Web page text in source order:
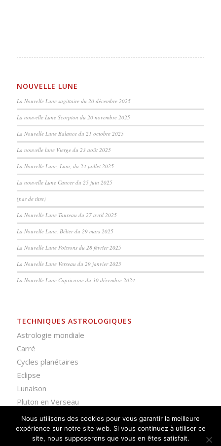
NOUVELLE LUNE
La Nouvelle Lune sagittaire du 20 décembre 2025
La nouvelle Lune Scorpion du 20 novembre 2025
La Nouvelle Lune Balance du 21 octobre 2025
La nouvelle lune Vierge du 23 août 2025
La Nouvelle Lune, Lion, du 24 juillet 2025
La nouvelle Lune Cancer du 25 juin 2025
(pas de titre)
La Nouvelle Lune Taureau du 27 avril 2025
La Nouvelle Lune, Bélier du 29 mars 2025
La Nouvelle Lune Poissons du 28 février 2025
La Nouvelle Lune Verseau du 29 janvier 2025
La Nouvelle Lune Capricorne du 30 décembre 2024
TECHNIQUES ASTROLOGIQUES
Astrologie mondiale
Carré
Cycles planétaires
Eclipse
Lunaison
Pluton en Verseau
Nous utilisons des cookies pour vous garantir la meilleure
expérience sur notre site web. Si vous continuez à utiliser ce
site, nous supposerons que vous en êtes satisfait.